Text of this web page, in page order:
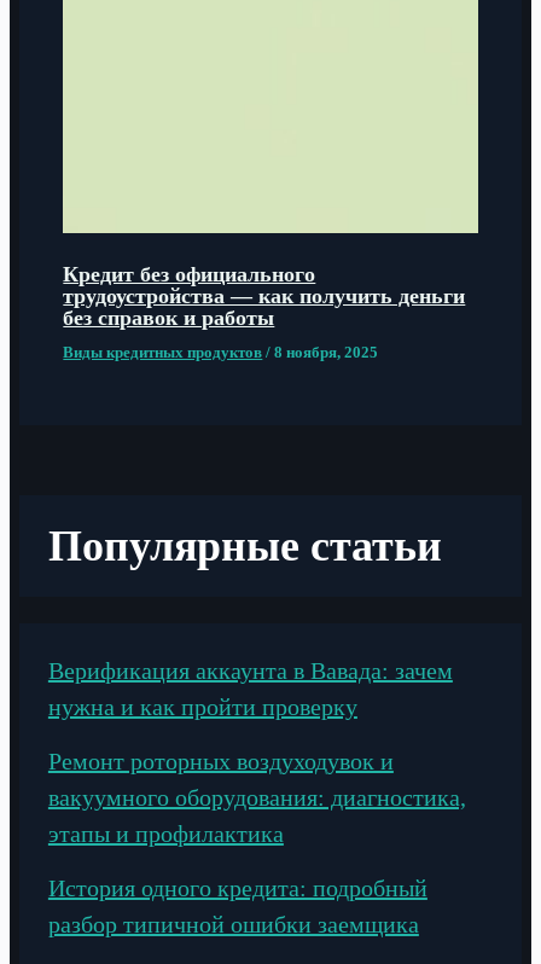
Кредит без официального
трудоустройства — как получить деньги
без справок и работы
Виды кредитных продуктов /8 ноября, 2025
Популярные статьи
Верификация аккаунта в Вавада: зачем
нужна и как пройти проверку
Ремонт роторных воздуходувок и
вакуумного оборудования: диагностика,
этапы и профилактика
История одного кредита: подробный
разбор типичной ошибки заемщика